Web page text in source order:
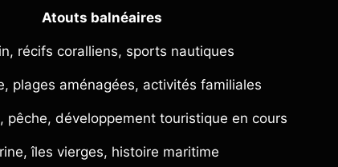
Atouts balnéaires
récifs coralliens, sports nautiques
plages aménagées, activités familiales
pêche, développement touristique en cours
îles vierges, histoire maritime